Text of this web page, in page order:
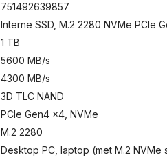
751492639857
Interne SSD, M.2 2280 NVMe PCIe
1 TB
5600 MB/s
4300 MB/s
3D TLC NAND
PCIe Gen4 x4, NVMe
M.2 2280
Desktop PC, laptop (met M.2